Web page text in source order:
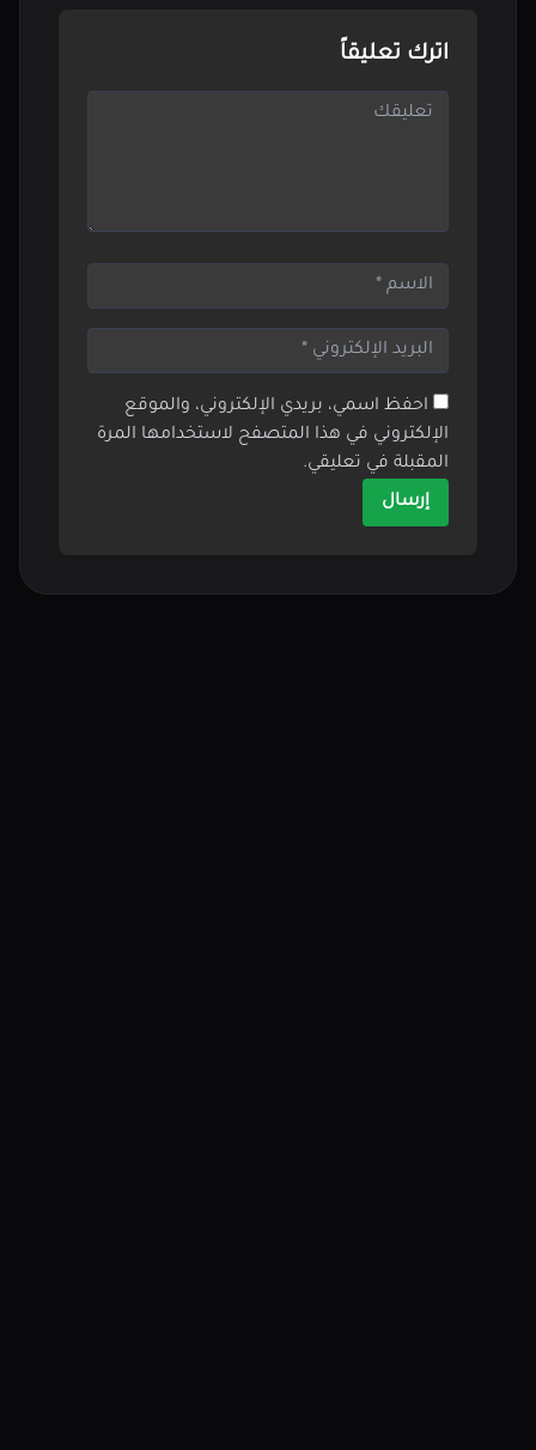
اترك تعليقاً
احفظ اسمي، بريدي الإلكتروني، والموقع
الإلكتروني في هذا المتصفح لاستخدامها المرة
المقبلة في تعليقي.